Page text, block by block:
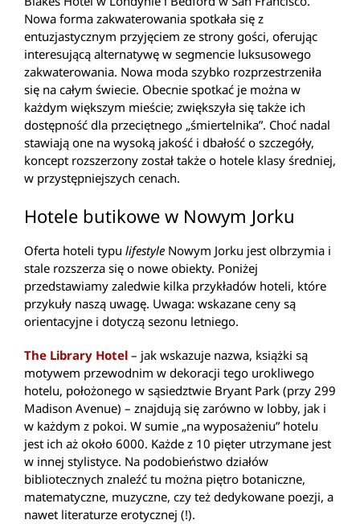
Nowa forma zakwaterowania spotkała się z
entuzjastycznym przyjęciem ze strony gości, oferując
interesującą alternatywę w segmencie luksusowego
zakwaterowania. Nowa moda szybko rozprzestrzeniła
się na całym świecie. Obecnie spotkać je można w
każdym większym mieście; zwiększyła się także ich
dostępność dla przeciętnego „śmiertelnika”. Choć nadal
stawiają one na wysoką jakość i dbałość o szczegóły,
koncept rozszerzony został także o hotele klasy średniej,
w przystępniejszych cenach.
Hotele butikowe w Nowym Jorku
Oferta hoteli typu lifestyle Nowym Jorku jest olbrzymia i
stale rozszerza się o nowe obiekty. Poniżej
przedstawiamy zaledwie kilka przykładów hoteli, które
przykuły naszą uwagę. Uwaga: wskazane ceny są
orientacyjne i dotyczą sezonu letniego.
The Library Hotel – jak wskazuje nazwa, książki są
motywem przewodnim w dekoracji tego urokliwego
hotelu, położonego w sąsiedztwie Bryant Park (przy 299
Madison Avenue) – znajdują się zarówno w lobby, jak i
w każdym z pokoi. W sumie „na wyposażeniu” hotelu
jest ich aż około 6000. Każde z 10 pięter utrzymane jest
w innej stylistyce. Na podobieństwo działów
bibliotecznych znaleźć tu można piętro botaniczne,
matematyczne, muzyczne, czy też dedykowane poezji, a
nawet literaturze erotycznej (!).